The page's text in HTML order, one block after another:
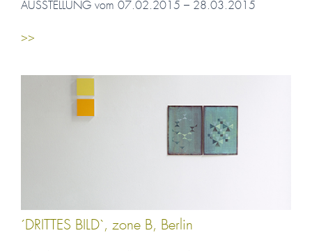
AUSSTELLUNG vom 07.02.2015 – 28.03.2015
>>
´DRITTES BILD`, zone B, Berlin